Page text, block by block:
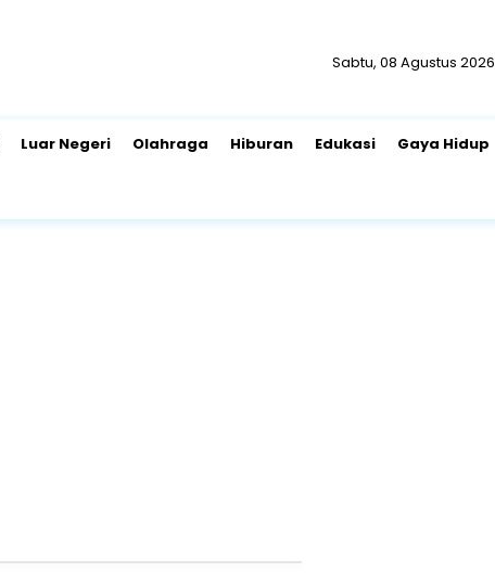
Sabtu, 08 Agustus 2026
Luar Negeri Olahraga Hiburan Edukasi Gaya Hidup